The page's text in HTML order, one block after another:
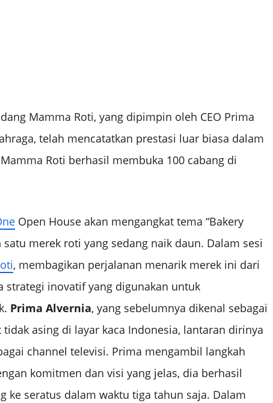
Mamma Roti, yang dipimpin oleh CEO Prima
telah mencatatkan prestasi luar biasa dalam
Roti berhasil membuka 100 cabang di
Open House akan mengangkat tema “Bakery
merek roti yang sedang naik daun. Dalam sesi
, membagikan perjalanan menarik merek ini dari
strategi inovatif yang digunakan untuk
Prima Alvernia, yang sebelumnya dikenal sebagai
asing di layar kaca Indonesia, lantaran dirinya
channel televisi. Prima mengambil langkah
komitmen dan visi yang jelas, dia berhasil
seratus dalam waktu tiga tahun saja. Dalam